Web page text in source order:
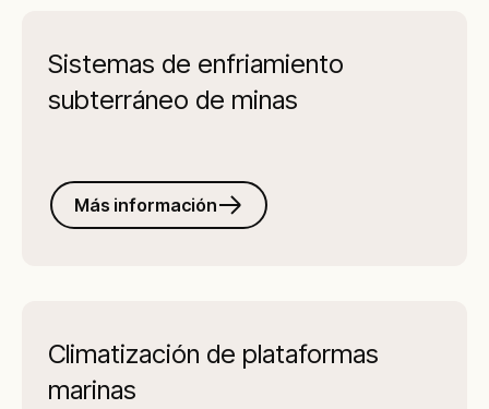
Sistemas de enfriamiento
subterráneo de minas
Más información
Climatización de plataformas
marinas